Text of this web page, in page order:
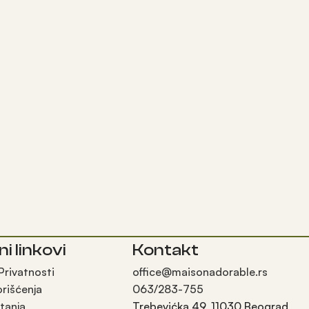
linkovi Kontakt
office@maisonadorable.rs
063/283-755
Trebevićka 49, 11030 Beograd